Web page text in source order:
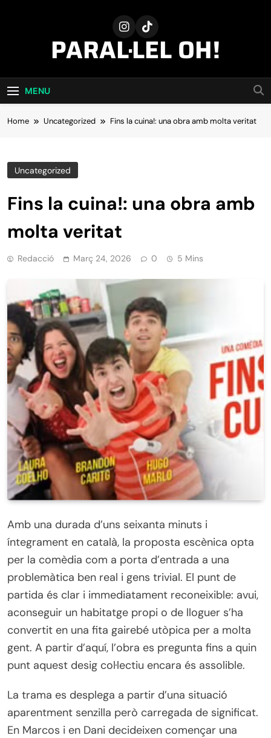
PARAL·LEL OH!
MENU
Home Uncategorized Fins la cuina!: una obra amb molta veritat
Uncategorized
Fins la cuina!: una obra amb
molta veritat
Redacció Març 24, 2026 0 5 Mins
Amb una durada d’uns seixanta minuts i
íntegrament en català, la proposta escènica opta
per la comèdia com a porta d’entrada a una
problemàtica ben real i gens trivial. El punt de
partida és clar i immediatament reconeixible: avui,
aconseguir un habitatge propi o de lloguer s’ha
convertit en una fita gairebé utòpica per a molta
gent. A partir d’aquí, l’obra es pregunta fins a quin
punt aquest desig col·lectiu encara és assolible.
La trama es desplega a partir d’una situació
aparentment senzilla però carregada de significat.
En Marcos i en Dani decideixen començar una